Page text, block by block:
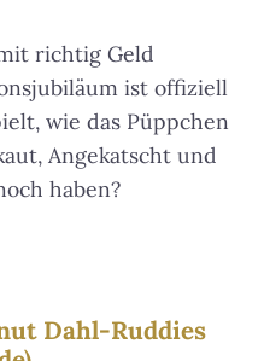
richtig Geld
ist offiziell
wie das Püppchen
Angekatscht und
haben?
Dahl-Ruddies